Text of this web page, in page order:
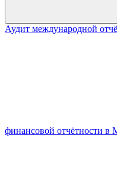
Аудит международной
финансовой отчётности